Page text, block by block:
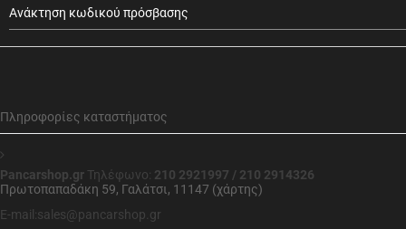
Ανάκτηση κωδικού πρόσβασης
Πληροφορίες καταστήματος
Pancarshop.gr Τηλέφωνο: 210 2921997 / 210 2914326
Πρωτοπαπαδάκη 59, Γαλάτσι, 11147 (χάρτης)
E-mail:sales@pancarshop.gr